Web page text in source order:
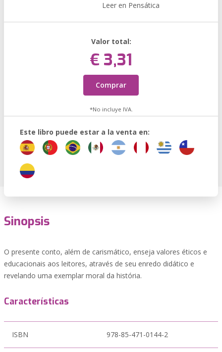
Leer en Pensática
Valor total:
€ 3,31
Comprar
*No incluye IVA.
Este libro puede estar a la venta en:
Sinopsis
O presente conto, além de carismático, enseja valores éticos e
educacionais aos leitores, através de seu enredo didático e
revelando uma exemplar moral da história.
Características
ISBN 978-85-471-0144-2